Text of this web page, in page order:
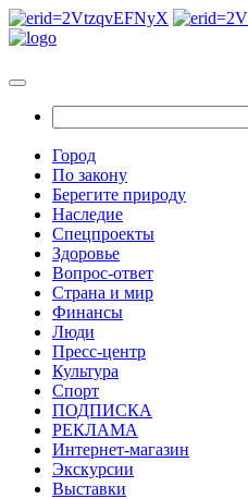
Город
По закону
Берегите природу
Наследие
Спецпроекты
Здоровье
Вопрос-ответ
Страна и мир
Финансы
Люди
Пресс-центр
Культура
Спорт
ПОДПИСКА
РЕКЛАМА
Интернет-магазин
Экскурсии
Выставки